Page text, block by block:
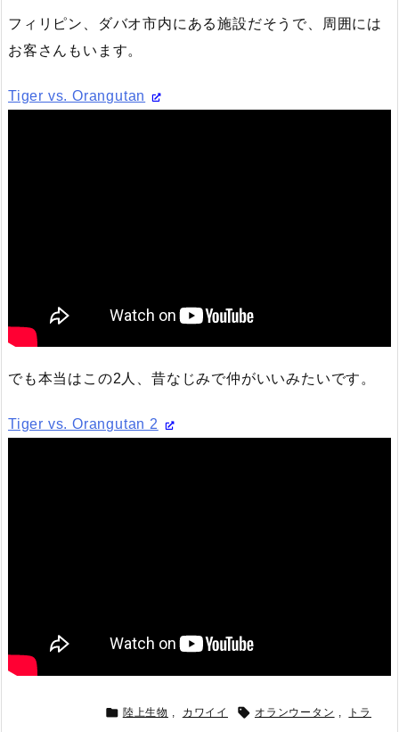
フィリピン、ダバオ市内にある施設だそうで、周囲には
お客さんもいます。
Tiger vs. Orangutan
でも本当はこの2人、昔なじみで仲がいいみたいです。
Tiger vs. Orangutan 2
 陸上生物 , カワイイ  オランウータン , トラ